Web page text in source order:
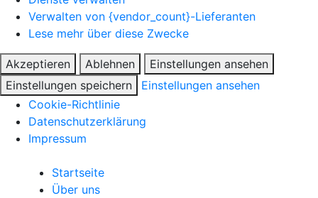
Verwalten von {vendor_count}-Lieferanten
Lese mehr über diese Zwecke
Akzeptieren Ablehnen
Einstellungen ansehen
Einstellungen speichern
Einstellungen ansehen
Cookie-Richtlinie
Datenschutzerklärung
Impressum
Startseite
Über uns